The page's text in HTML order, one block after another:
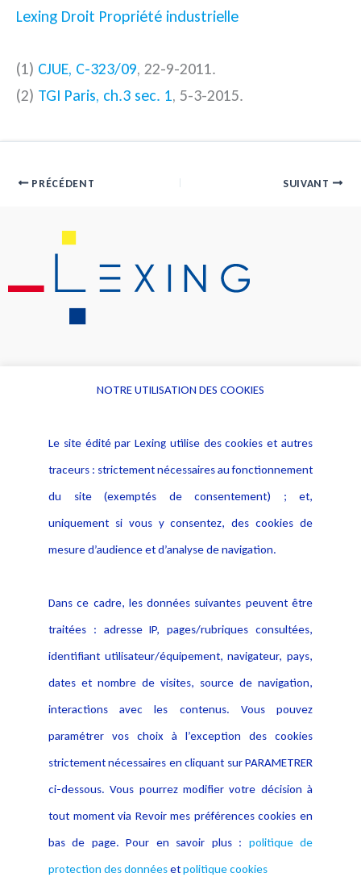
Lexing Droit Propriété industrielle
(1) CJUE, C-323/09, 22-9-2011.
(2) TGI Paris, ch.3 sec. 1, 5-3-2015.
PRÉCÉDENT SUIVANT
Alerte professionnelle
Déclaration d'accessibilité
Notice Légale
Politique de protection des
données
Publications
NOTRE UTILISATION DES COOKIES
Le site édité par Lexing utilise des cookies et autres
traceurs : strictement nécessaires au fonctionnement
du site (exemptés de consentement) ; et,
uniquement si vous y consentez, des cookies de
mesure d’audience et d’analyse de navigation.
Dans ce cadre, les données suivantes peuvent être
traitées : adresse IP, pages/rubriques consultées,
identifiant utilisateur/équipement, navigateur, pays,
dates et nombre de visites, source de navigation,
interactions avec les contenus. Vous pouvez
paramétrer vos choix à l’exception des cookies
strictement nécessaires en cliquant sur PARAMETRER
ci-dessous. Vous pourrez modifier votre décision à
tout moment via Revoir mes préférences cookies en
bas de page. Pour en savoir plus : politique de
protection des donnéesetpolitique cookies